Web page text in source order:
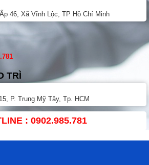
46, Xã Vĩnh Lộc, TP Hồ Chí Minh
TRÌ
P. Trung Mỹ Tây, Tp. HCM
: 0902.985.781